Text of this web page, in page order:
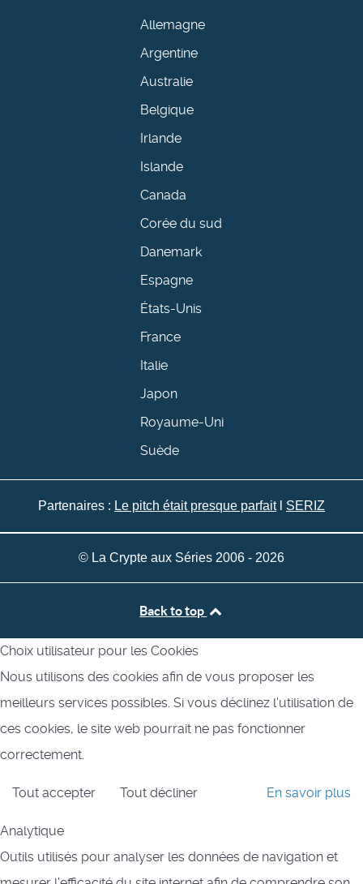
Allemagne
Argentine
Australie
Belgique
Irlande
Islande
Canada
Corée du sud
Danemark
Espagne
États-Unis
France
Italie
Japon
Royaume-Uni
Suède
Partenaires : Le pitch était presque parfaitl SERIZ
© La Crypte aux Séries 2006 - 2026
Back to top
Choix utilisateur pour les Cookies
Nous utilisons des cookies afin de vous proposer les
meilleurs services possibles. Si vous déclinez l'utilisation de
ces cookies, le site web pourrait ne pas fonctionner
correctement.
Tout accepter Tout décliner En savoir plus
Analytique
Outils utilisés pour analyser les données de navigation et